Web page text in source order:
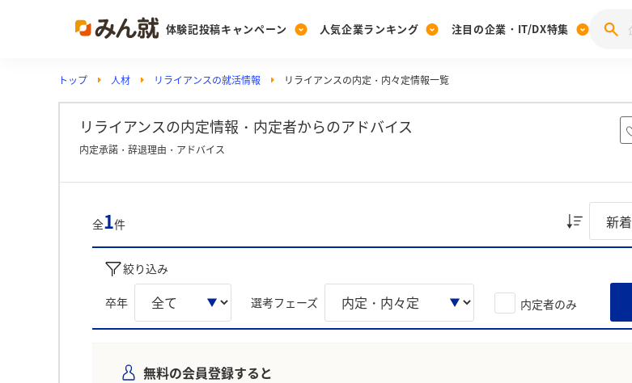
体験記投稿キャンペーン
Post
投稿する
[27卒] 本選考体験記投稿キャンペーン
人気企業ランキング
Ranking
ランキングを見る
Vote
注目の企業・IT/DX特集
PickUp
注目の企業特集
トップ 人材 リライアンスの就活情報 リライアンスの内定・内々定情報一覧
リライアンスの内定情報・内定者からのアドバイス
内定承諾・辞退理由・アドバイス
全1件
絞り込み
卒年 選考フェーズ 内定者のみ
無料の会員登録すると